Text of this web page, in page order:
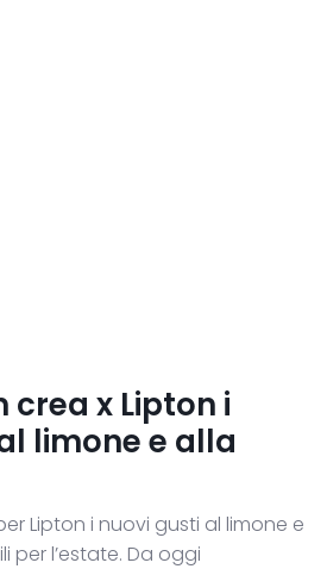
x Lipton i
limone e alla
Lipton i nuovi gusti al limone e
per l’estate. Da oggi